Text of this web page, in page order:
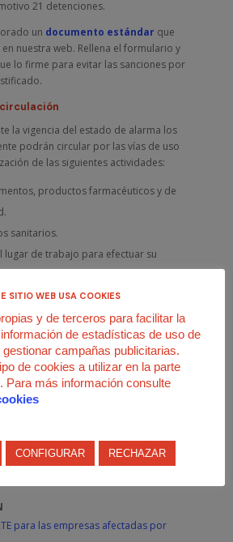
21 detenciones.
un documento estándar que
nuestra web. Rellena el formulario y
lo firme para evitar las sanciones por
la vigencia del estado de alarma los
podrán circular por las vías de uso
de las siguientes actividades:
productos farmacéuticos y de
sanitarios.
lugar de trabajo para efectuar su
residencia habitual.
a mayores, menores, dependientes,
o personas especialmente
financieras.
mayor o situación de necesidad.
para las empresas afectadas por
SITIO WEB USA COOKIES
y de terceros para facilitar la
de estadísticas de uso de
campañas publicitarias.
de cookies a utilizar en la parte
Para más información consulte
CONFIGURAR RECHAZAR